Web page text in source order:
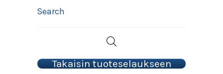
Search
Takaisin tuoteselaukseen